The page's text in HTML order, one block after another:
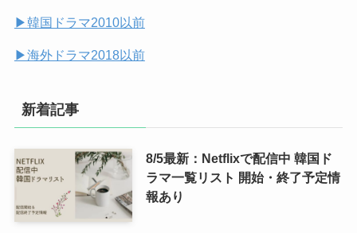
▶︎韓国ドラマ2010以前
▶︎海外ドラマ2018以前
新着記事
8/5最新：Netflixで配信中 韓国ド
ラマ一覧リスト 開始・終了予定情
報あり